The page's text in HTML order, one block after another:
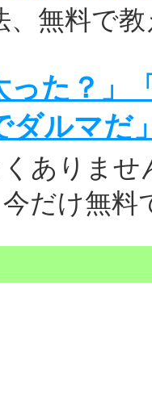
、無料で
った？
ダルマだ
くありま
だけ無料